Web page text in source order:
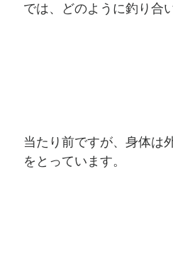
では、どのように釣り合
当たり前ですが、身体は
をとっています。